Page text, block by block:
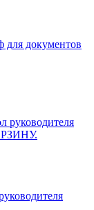
для документов